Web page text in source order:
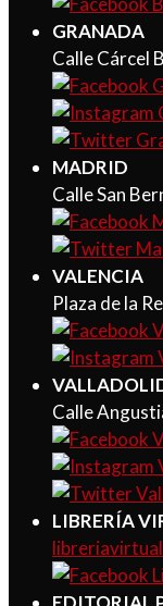
GRANADA
Calle Cárcel
MADRID
Calle San
VALENCIA
Plaza de la
Calle
LIBRERÍA